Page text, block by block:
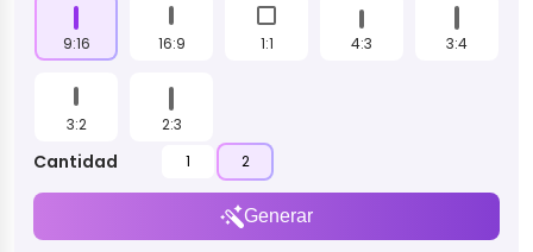
9:16 16:9 1:1 4:3 3:4
3:2 2:3
Cantidad 1 2
Generar